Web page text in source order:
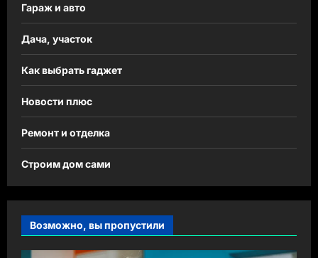
Гараж и авто
Дача, участок
Как выбрать гаджет
Новости плюс
Ремонт и отделка
Строим дом сами
Возможно, вы пропустили